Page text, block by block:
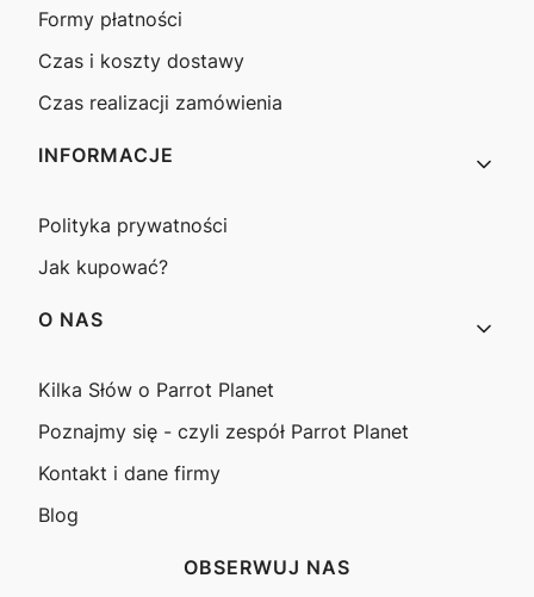
Formy płatności
Czas i koszty dostawy
Czas realizacji zamówienia
INFORMACJE
Polityka prywatności
Jak kupować?
O NAS
Kilka Słów o Parrot Planet
Poznajmy się - czyli zespół Parrot Planet
Kontakt i dane firmy
Blog
OBSERWUJ NAS